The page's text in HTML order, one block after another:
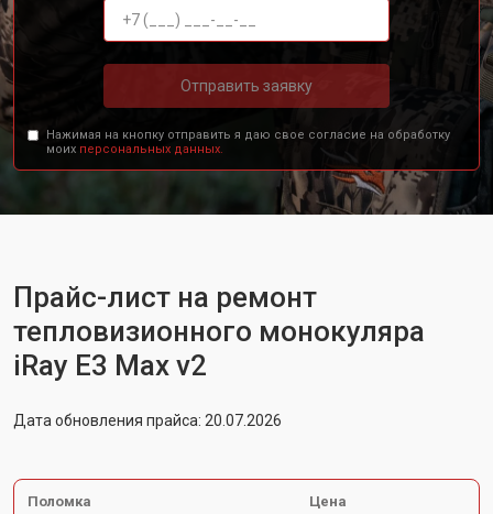
Отправить заявку
Нажимая на кнопку отправить я даю свое согласие на обработку
моих персональных данных.
Прайс-лист на ремонт
тепловизионного монокуляра
iRay E3 Max v2
Дата обновления прайса: 20.07.2026
Поломка Цена